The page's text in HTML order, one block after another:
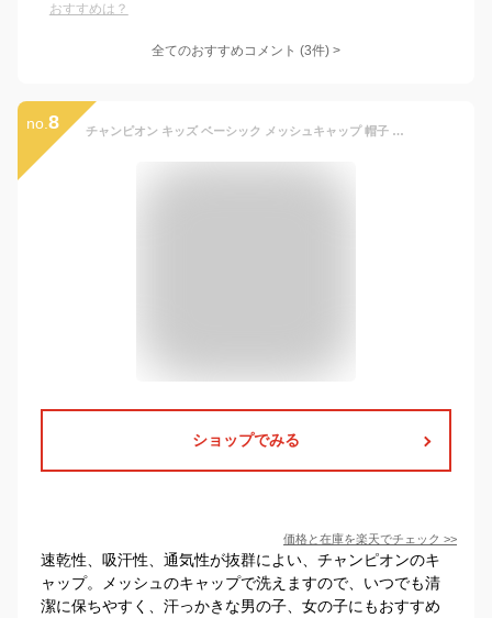
おすすめは？
全てのおすすめコメント (3件) >
no. 8 チャンピオン キッズ ベーシック メッシュキャップ 帽子 子供 CHAMPION キャップ ブランド champion 男の子 女の子 熱中症対策 日焼け対策 サイズ調整 正規品 ボーイズ ガールズ スナップバック カモ パステル
ショップでみる
価格と在庫を楽天でチェック >>
速乾性、吸汗性、通気性が抜群によい、チャンピオンのキ
ャップ。メッシュのキャップで洗えますので、いつでも清
潔に保ちやすく、汗っかきな男の子、女の子にもおすすめ